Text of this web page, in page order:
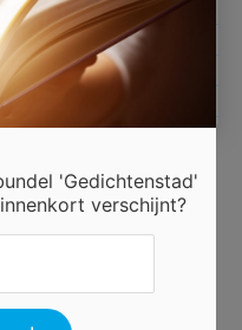
'Gedichtenstad'
verschijnt?